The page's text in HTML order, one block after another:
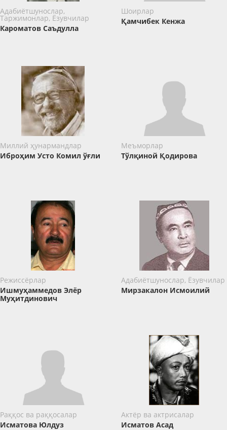
Адабиётшунослар,
Таржимонлар, Ёзувчилар
Кароматов Саъдулла
Шоирлар
Қамчибек Кенжа
Миллий ҳунармандлар
Иброҳим Усто Комил ўғли
Меъморлар
Тўлқиной Қодирова
Режиссёрлар
Ишмуҳаммедов Элёр
Муҳитдинович
Адабиётшунослар, Ёзувчилар
Мирзакалон Исмоилий
Раққос ва раққосалар
Исматова Юлдуз
Актёр ва актрисалар
Исматов Асад